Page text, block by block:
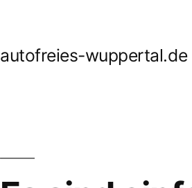
autofreies-wuppertal.de